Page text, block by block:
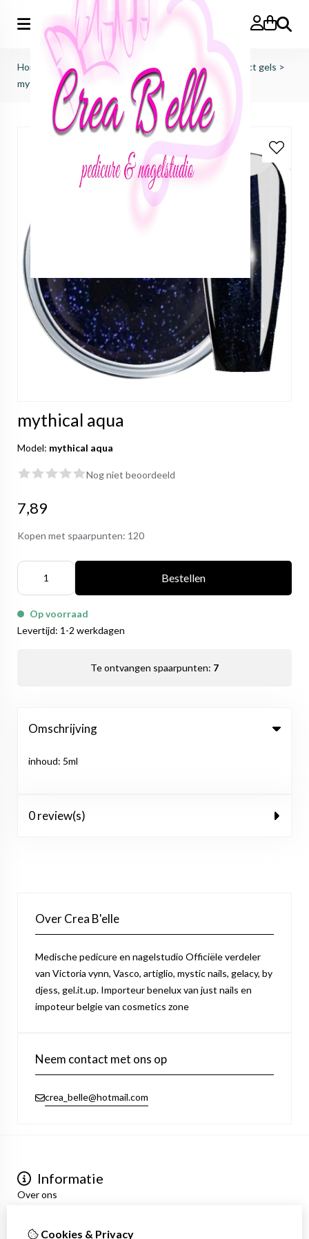
Zoeken
Home just nails (importeur benelux) colorgels effect gels >
mythical aqua
mythical aqua
Model: mythical aqua
Nog niet beoordeeld
7,89
Kopen met spaarpunten: 120
Bestellen
Op voorraad
Levertijd: 1-2 werkdagen
Te ontvangen spaarpunten: 7
Omschrijving
inhoud: 5ml
0 review(s)
Over Crea B'elle
Medische pedicure en nagelstudio Officiële verdeler
van Victoria vynn, Vasco, artiglio, mystic nails, gelacy, by
djess, gel.it.up. Importeur benelux van just nails en
impoteur belgie van cosmetics zone
Neem contact met ons op
crea_belle@hotmail.com
Informatie
Over ons
Algemene voorwaarden
Cookies & Privacy